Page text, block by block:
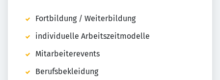
Fortbildung / Weiterbildung
individuelle Arbeitszeitmodelle
Mitarbeiterevents
Berufsbekleidung